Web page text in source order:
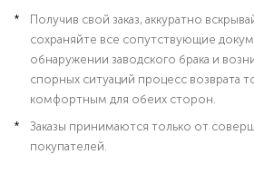
Получив свой заказ, аккуратно
сохраняйте все сопутствующие
обнаружении заводского брака и
спорных ситуаций процесс возврата
комфортным для обеих сторон.
Заказы принимаются только от
покупателей.